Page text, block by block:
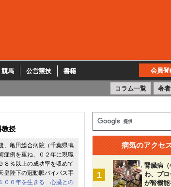
競馬 公営競技 書籍 会員登
コラム一覧 著
教授
、亀田総合病院（千葉県鴨
症例を重ね、０２年に現職
８％以上の成功率を収めて
皇陛下の冠動脈バイパス手
１００年を生きる 心臓との
病気のアクセ
1
腎臓病（
わ、プ
が腎機能